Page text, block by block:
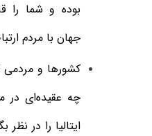
بوده و شما را
جهان با مردم
کشورها و
چه عقیده‌ای در
ایتالیا را در